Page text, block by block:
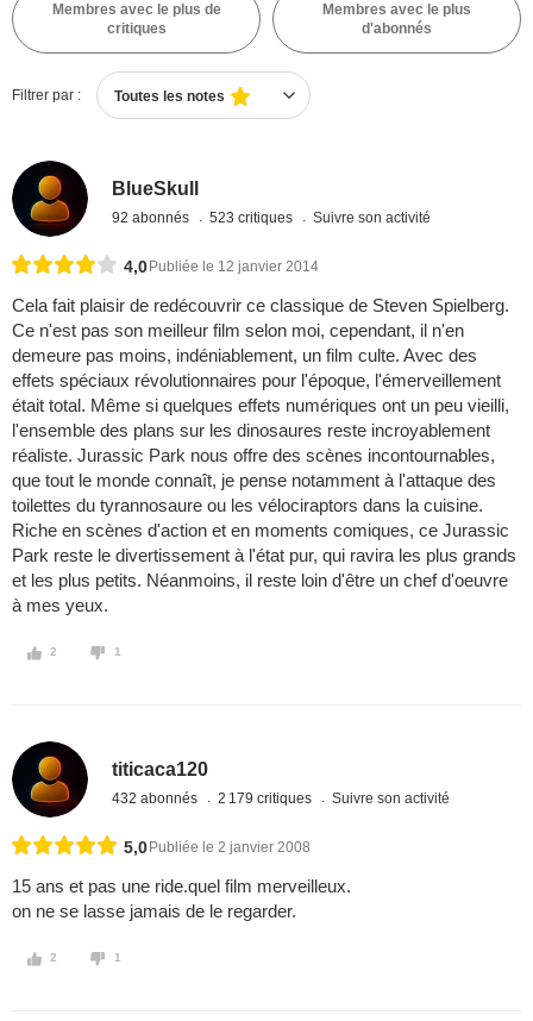
Membres avec le plus de
critiques
Membres avec le plus
d'abonnés
Filtrer par : Toutes les notes
BlueSkull
92 abonnés 523 critiques Suivre son activité
4,0 Publiée le 12 janvier 2014
Cela fait plaisir de redécouvrir ce classique de Steven Spielberg.
Ce n'est pas son meilleur film selon moi, cependant, il n'en
demeure pas moins, indéniablement, un film culte. Avec des
effets spéciaux révolutionnaires pour l'époque, l'émerveillement
était total. Même si quelques effets numériques ont un peu vieilli,
l'ensemble des plans sur les dinosaures reste incroyablement
réaliste. Jurassic Park nous offre des scènes incontournables,
que tout le monde connaît, je pense notamment à l'attaque des
toilettes du tyrannosaure ou les vélociraptors dans la cuisine.
Riche en scènes d'action et en moments comiques, ce Jurassic
Park reste le divertissement à l'état pur, qui ravira les plus grands
et les plus petits. Néanmoins, il reste loin d'être un chef d'oeuvre
à mes yeux.
2 1
titicaca120
432 abonnés 2 179 critiques Suivre son activité
5,0 Publiée le 2 janvier 2008
15 ans et pas une ride.quel film merveilleux.
on ne se lasse jamais de le regarder.
2 1